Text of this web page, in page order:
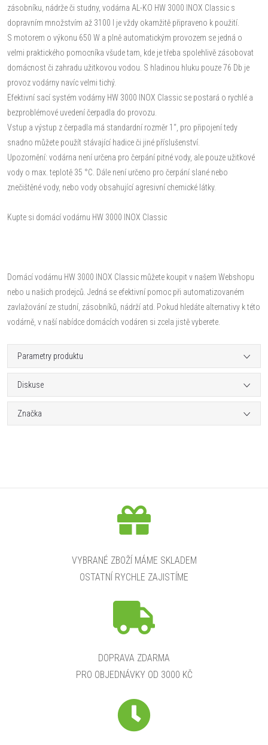
zásobníku, nádrže či studny, vodárna AL-KO HW 3000 INOX Classic s
dopravním množstvím až 3100 l je vždy okamžitě připraveno k použití.
S motorem o výkonu 650 W a plně automatickým provozem se jedná o
velmi praktického pomocníka všude tam, kde je třeba spolehlivě zásobovat
domácnost či zahradu užitkovou vodou. S hladinou hluku pouze 76 Db je
provoz vodárny navíc velmi tichý.
Efektivní sací systém vodárny HW 3000 INOX Classic se postará o rychlé a
bezproblémové uvedení čerpadla do provozu.
Vstup a výstup z čerpadla má standardní rozměr 1“, pro připojení tedy
snadno můžete použít stávající hadice či jiné příslušenství.
Upozornění: vodárna není určena pro čerpání pitné vody, ale pouze užitkové
vody o max. teplotě 35 °C. Dále není určeno pro čerpání slané nebo
znečištěné vody, nebo vody obsahující agresivní chemické látky.
Kupte si domácí vodárnu HW 3000 INOX Classic
Domácí vodárnu HW 3000 INOX Classic můžete koupit v našem Webshopu
nebo u našich prodejců. Jedná se efektivní pomoc při automatizovaném
zavlažování ze studní, zásobníků, nádrží atd. Pokud hledáte alternativy k této
vodárně, v naší nabídce domácích vodáren si zcela jistě vyberete.
Parametry produktu
Diskuse
Značka
VYBRANÉ ZBOŽÍ MÁME SKLADEM
OSTATNÍ RYCHLE ZAJISTÍME
DOPRAVA ZDARMA
PRO OBJEDNÁVKY OD 3000 KČ